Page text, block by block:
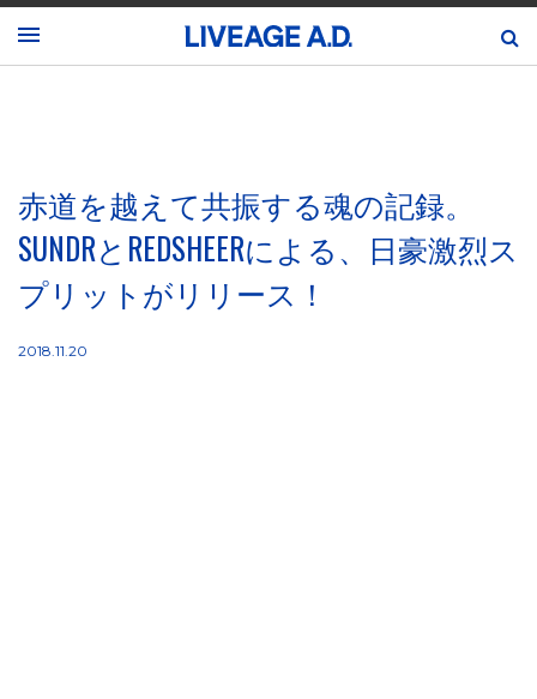
赤道を越えて共振する魂の記録。
SUNDRとREDSHEERによる、日豪激烈ス
プリットがリリース！
2018.11.20